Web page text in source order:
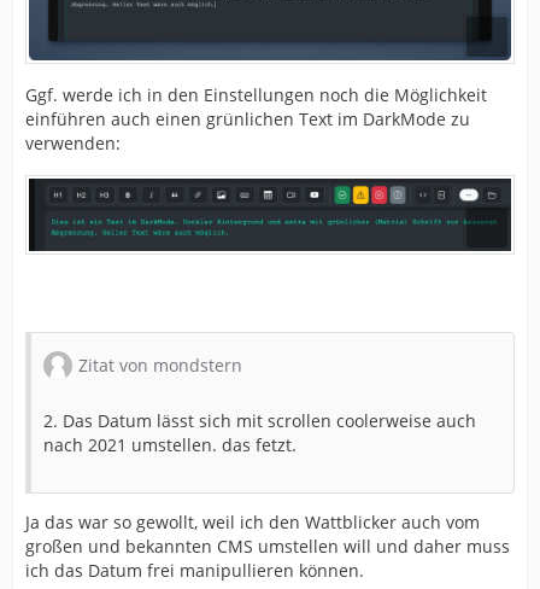
Ggf. werde ich in den Einstellungen noch die Möglichkeit
einführen auch einen grünlichen Text im DarkMode zu
verwenden:
Zitat von mondstern
2. Das Datum lässt sich mit scrollen coolerweise auch
nach 2021 umstellen. das fetzt.
Ja das war so gewollt, weil ich den Wattblicker auch vom
großen und bekannten CMS umstellen will und daher muss
ich das Datum frei manipullieren können.